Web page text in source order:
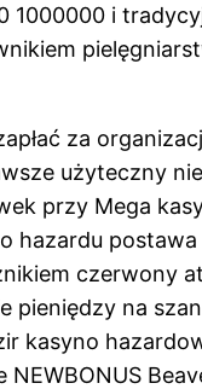
i
za
użyteczny
przy Mega
hazardu
czerwony
na
kasyno